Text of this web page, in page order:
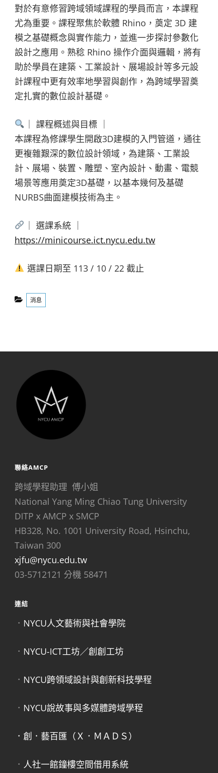
對於有意修習跨域領域課程的學員而言，本課程
尤為重要。課程聚焦於軟體 Rhino，奠定 3D 建
模之基礎概念與實作能力，並進一步探討參數化
設計之應用。熟稔 Rhino 操作介面與邏輯，將有
助於學員在建築、工業設計、展場設計等多元設
計課程中更有效率地學習與創作，為跨域學習奠
定扎實的數位設計基礎。
｜ 課程概述與目標 ｜
本課程為修課學生開啟3D建模的入門管道，通往
更複雜艱深的數位設計領域，為建築、工業設
計、展場、裝置、雕塑、室內設計、動畫、電競
場景等應用奠定3D基礎，以基本幾何及基礎
NURBS曲面建模技術為主。
｜ 選課系統 ｜
https://minicourse.ict.nycu.edu.tw
選課日期至 113 / 10 / 22 截止
Categories
消息
聯絡AMCP
跨域學程助理 傅小姐
National Yang Ming Chiao Tung University
DITP x AMCP x SMCP
HB328, No. 1001 University Road, Hsinchu,
Taiwan 300
xjfu@nycu.edu.tw
03-5712121 分機 58471
連結
． NYCU人文藝術與社會學院
． NYCU-ICT工坊／創創工坊
． NYCU跨領域設計與創新科技學程
． NYCU說故事與多媒體跨域學程
．創．藝百匯（Ｘ．ＭＡＤＳ）
． 人社一館鐘樓空間借用系統